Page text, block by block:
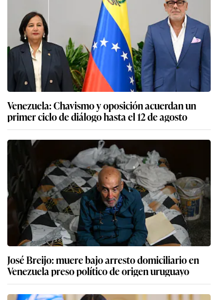
Venezuela: Chavismo y oposición acuerdan un
primer ciclo de diálogo hasta el 12 de agosto
José Breijo: muere bajo arresto domiciliario en
Venezuela preso político de origen uruguayo